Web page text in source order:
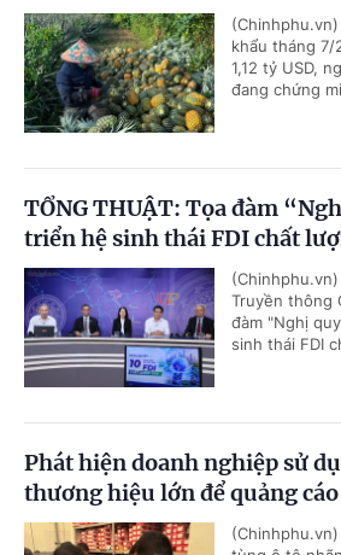
khẩu tháng
1,12 tỷ USD,
đang chứng
TỔNG THUẬT: Tọa đàm
triển hệ sinh thái FDI chất
Truyền thông
đàm "Nghị
sinh thái FDI
Phát hiện doanh nghiệp sử
thương hiệu lớn để quảng cáo